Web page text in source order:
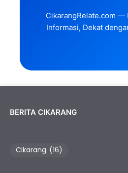
CikarangRelate.com —
Informasi, Dekat
BERITA CIKARANG
Cikarang (16)